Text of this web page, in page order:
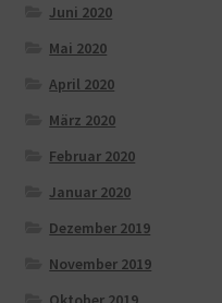
Juni 2020
Mai 2020
April 2020
März 2020
Februar 2020
Januar 2020
Dezember 2019
November 2019